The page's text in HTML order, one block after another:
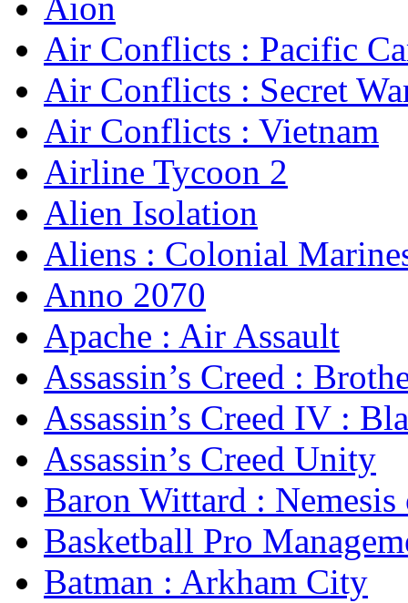
Aion
Air Conflicts : Pacific
Air Conflicts : Secret
Air Conflicts : Vietnam
Airline Tycoon 2
Alien Isolation
Aliens : Colonial
Anno 2070
Apache : Air Assault
Assassin’s Creed :
Assassin’s Creed IV :
Assassin’s Creed Unity
Baron Wittard :
Basketball Pro
Batman : Arkham City